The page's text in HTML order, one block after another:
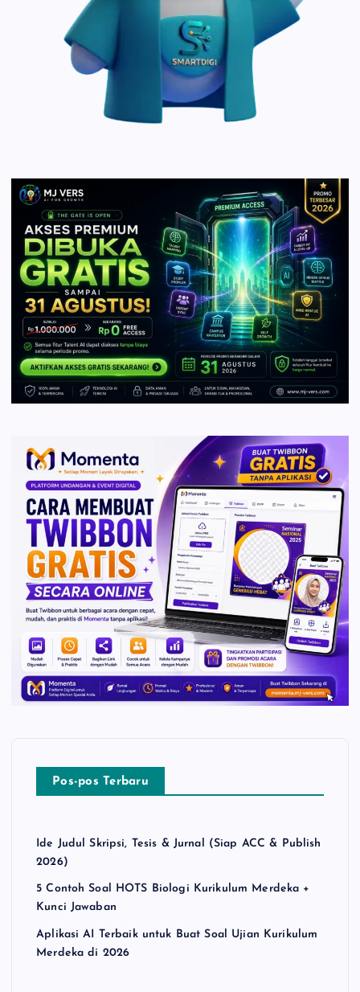
Pos-pos Terbaru
Ide Judul Skripsi, Tesis & Jurnal (Siap ACC & Publish
2026)
5 Contoh Soal HOTS Biologi Kurikulum Merdeka +
Kunci Jawaban
Aplikasi AI Terbaik untuk Buat Soal Ujian Kurikulum
Merdeka di 2026